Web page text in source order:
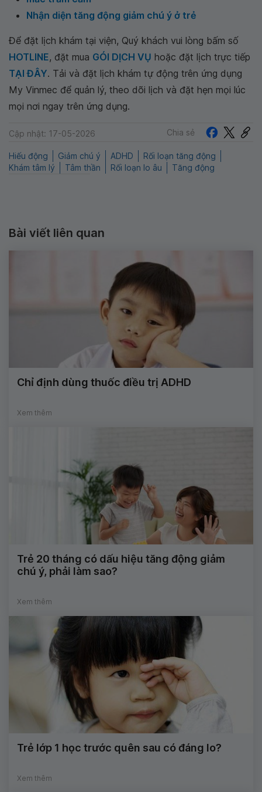
Nhận diện tăng động giảm chú ý ở trẻ
Để đặt lịch khám tại viện, Quý khách vui lòng bấm số
HOTLINE, đặt mua GÓI DỊCH VỤ hoặc đặt lịch trực tiếp
TẠI ĐÂY. Tải và đặt lịch khám tự động trên ứng dụng
My Vinmec để quản lý, theo dõi lịch và đặt hẹn mọi lúc
mọi nơi ngay trên ứng dụng.
Cập nhật: 17-05-2026 Chia sẻ
Hiếu động Giảm chú ý ADHD
Rối loạn tăng động
Khám tâm lý
Tâm thần Rối loạn lo âu Tăng động
Bài viết liên quan
Chỉ định dùng thuốc điều trị ADHD
Xem thêm
Trẻ 20 tháng có dấu hiệu tăng động giảm
chú ý, phải làm sao?
Xem thêm
Trẻ lớp 1 học trước quên sau có đáng lo?
Xem thêm